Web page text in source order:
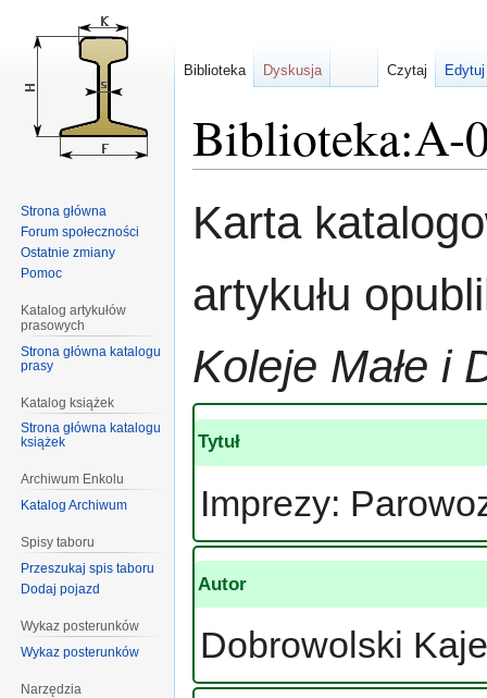
Biblioteka:A-
do
do
Karta
artykułu
Koleje Małe i
Tytuł
Imprezy:
Autor
Dobrowolski
Biblioteka Dyskusja Czytaj
Strona główna
Forum społeczności
Ostatnie zmiany
Pomoc
Katalog artykułów
prasowych
Strona główna katalogu
prasy
Katalog książek
Strona główna katalogu
książek
Archiwum Enkolu
Katalog Archiwum
Spisy taboru
Przeszukaj spis taboru
Dodaj pojazd
Wykaz posterunków
Wykaz posterunków
Narzędzia